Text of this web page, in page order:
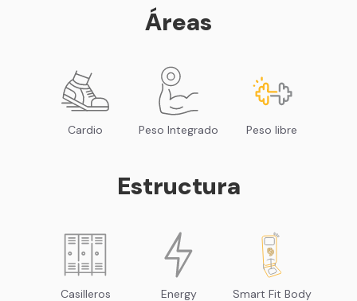
Smart Fit GO (entrenamientos en
línea) en la app
libre e integrado
Áreas
Cardio Peso Integrado Peso libre
Estructura
Casilleros Energy Smart Fit Body